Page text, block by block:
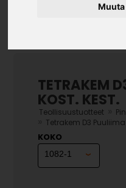
TETRAKEM
KOST. KEST.
Teollisuustuotteet
Tetrakem D3 Puuliima
KOKO